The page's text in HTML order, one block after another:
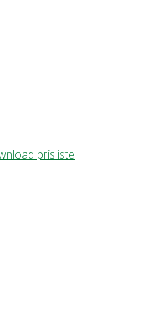
prisliste